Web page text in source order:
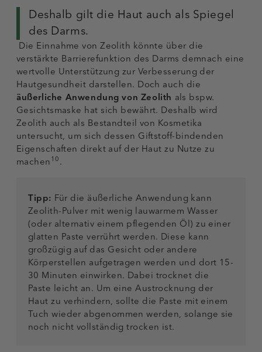
Deshalb gilt die Haut auch als Spiegel
des Darms.
Die Einnahme von Zeolith könnte über die
verstärkte Barrierefunktion des Darms demnach eine
wertvolle Unterstützung zur Verbesserung der
Hautgesundheit darstellen. Doch auch die
äußerliche Anwendung von Zeolith als bspw.
Gesichtsmaske hat sich bewährt. Deshalb wird
Zeolith auch als Bestandteil von Kosmetika
untersucht, um sich dessen Giftstoff-bindenden
Eigenschaften direkt auf der Haut zu Nutze zu
machen10.
Tipp: Für die äußerliche Anwendung kann
Zeolith-Pulver mit wenig lauwarmem Wasser
(oder alternativ einem pflegenden Öl) zu einer
glatten Paste verrührt werden. Diese kann
großzügig auf das Gesicht oder andere
Körperstellen aufgetragen werden und dort 15-
30 Minuten einwirken. Dabei trocknet die
Paste leicht an. Um eine Austrocknung der
Haut zu verhindern, sollte die Paste mit einem
Tuch wieder abgenommen werden, solange sie
noch nicht vollständig trocken ist.